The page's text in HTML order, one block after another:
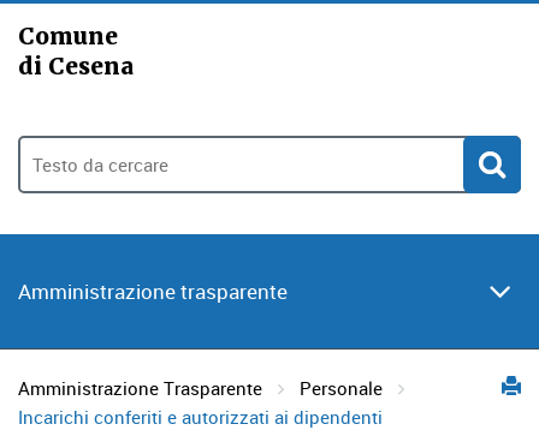
Comune
di Cesena
Amministrazione trasparente
Amministrazione Trasparente
Personale
Incarichi conferiti e autorizzati ai dipendenti